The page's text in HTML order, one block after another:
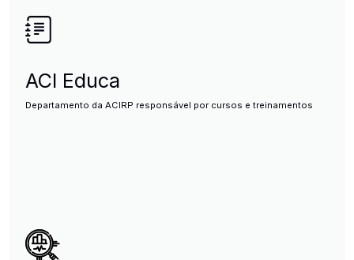
ACI Educa
Departamento da ACIRP responsável por cursos e treinamentos